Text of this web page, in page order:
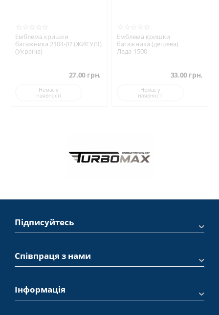
Емблема кришки
багажника 2104-07 (ЖИГУЛІ)
(Україна)
27.00 грн.
Немає у
наявності
Емблема кришки
багажника (дешева)
Лада-1500
33.00 грн.
Немає у
наявності
Підписуйтесь
Співпраця з нами
Інформація